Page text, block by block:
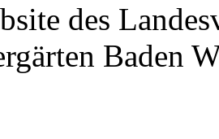
des
Baden